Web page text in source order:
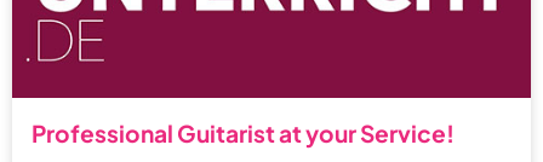
Professional Guitarist at your Service!